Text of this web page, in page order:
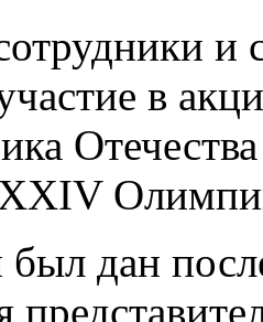
и
в
был дан